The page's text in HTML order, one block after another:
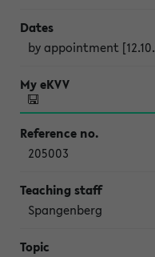
by appointment
205003
Spangenberg